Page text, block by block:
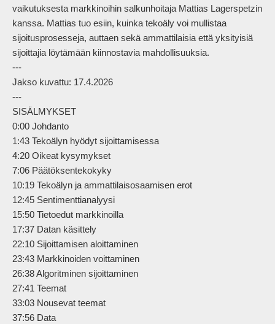
vaikutuksesta markkinoihin salkunhoitaja Mattias Lagerspetzin
kanssa. Mattias tuo esiin, kuinka tekoäly voi mullistaa
sijoitusprosesseja, auttaen sekä ammattilaisia että yksityisiä
sijoittajia löytämään kiinnostavia mahdollisuuksia.
---
Jakso kuvattu: 17.4.2026
---
SISÄLMYKSET
0:00 Johdanto
1:43 Tekoälyn hyödyt sijoittamisessa
4:20 Oikeat kysymykset
7:06 Päätöksentekokyky
10:19 Tekoälyn ja ammattilaisosaamisen erot
12:45 Sentimenttianalyysi
15:50 Tietoedut markkinoilla
17:37 Datan käsittely
22:10 Sijoittamisen aloittaminen
23:43 Markkinoiden voittaminen
26:38 Algoritminen sijoittaminen
27:41 Teemat
33:03 Nousevat teemat
37:56 Data